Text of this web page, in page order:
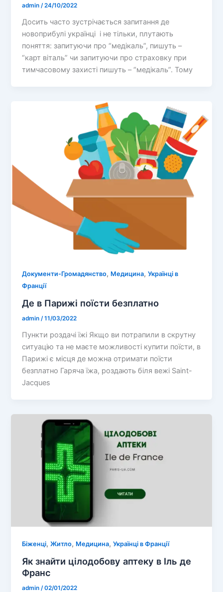
admin/24/10/2022
Досить часто зустрічається запитання де
новоприбулі українці і не тільки, плутають
поняття: запитуючи про “медікаль”, пишуть –
“карт віталь” чи запитуючи про страховку при
тимчасовому захисті пишуть – “медікаль”. Тому
Документи-Громадянство, Медицина,Українці в
Франції
Де в Парижі поїсти безплатно
admin /11/03/2022
Пункти роздачі їжі Якщо ви потрапили в скрутну
ситуацію та не маєте можливості купити поїсти, в
Парижі є місця де можна отримати поїсти
безплатно Гаряча їжа, роздають біля вежі Saint-
Jacques
Біженці,Житло, Медицина,Українці в Франції
Як знайти цілодобову аптеку в Іль де
Франс
admin /02/01/2022